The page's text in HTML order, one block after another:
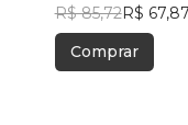
respostas.
Marinho
R$ 85,72R$ 67,87
Comprar